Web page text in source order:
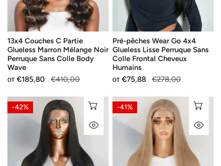
Mélange
Noir
Perruque
Sans
Colle
Body
Wave
13x4 Couches C Partie
Glueless Marron Mélange Noir
Perruque Sans Colle Body
Wave
Продажна
от €185,80
Редовна
€410,00
Lisse
Perruque
Sans
Colle
Frontal
Cheveux
Humains
Pré-pêches Wear Go 4x4
Glueless Lisse Perruque Sans
Colle Frontal Cheveux
Humains
Продажна
от €75,88
Редовна
€278,00
13x4
Rétro
Perruque
-42% ИЗБЕРЕТЕ ОПЦИИ
БЪРЗ ПОГЛЕД
13x4
Douceur
Couleur
Crémeux
Perruque
-41%